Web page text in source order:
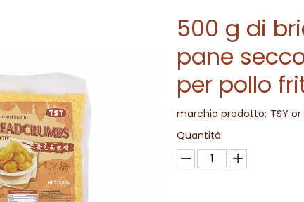
500 g di
pane
per pollo
marchio prodotto: TSY
Quantità: